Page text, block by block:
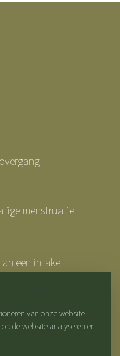
menstruatie
een intake
van onze website.
de website analyseren en